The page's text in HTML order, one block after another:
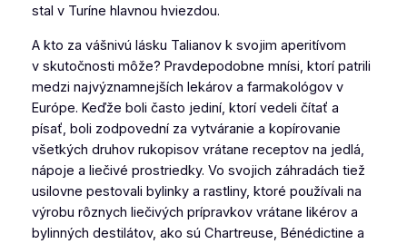
stal v Turíne hlavnou hviezdou.
A kto za vášnivú lásku Talianov k svojim aperitívom
v skutočnosti môže? Pravdepodobne mnísi, ktorí patrili
medzi najvýznamnejších lekárov a farmakológov v
Európe. Keďže boli často jediní, ktorí vedeli čítať a
písať, boli zodpovední za vytváranie a kopírovanie
všetkých druhov rukopisov vrátane receptov na jedlá,
nápoje a liečivé prostriedky. Vo svojich záhradách tiež
usilovne pestovali bylinky a rastliny, ktoré používali na
výrobu rôznych liečivých prípravkov vrátane likérov a
bylinných destilátov, ako sú Chartreuse, Bénédictine a